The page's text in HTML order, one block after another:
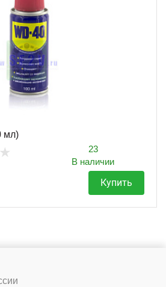
мл)
23
В наличии
Купить